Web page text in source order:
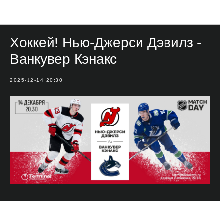
Хоккей! Нью-Джерси Дэвилз -
Ванкувер Кэнакс
2025-12-14 20:30